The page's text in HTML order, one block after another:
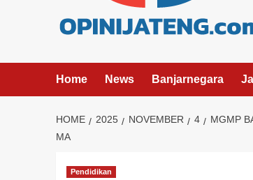
Home News Banjarnegara
HOME 2025 NOVEMBER 4
MGMP
MA
Pendidikan